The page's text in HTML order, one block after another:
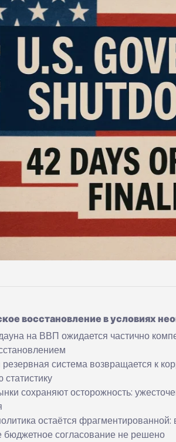
восстановление в условиях
на ВВП ожидается частично
система возвращается к
сохраняют осторожность:
остаётся
бюджетное согласование не решено